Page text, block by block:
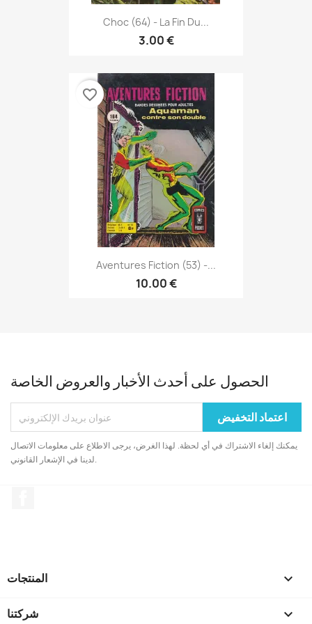
Choc (64) - La Fin Du...
3.00 €
Aventures Fiction (53) -...
10.00 €
favorite_border
الحصول على أحدث الأخبار والعروض الخاصة
يمكنك إلغاء الاشتراك في أي لحظة. لهذا الغرض، يرجى الاطلاع على معلومات الاتصال
لدينا في الإشعار القانوني.
المنتجات 
شركتنا 